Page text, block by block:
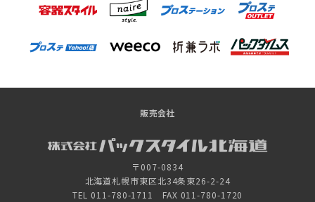
販売会社
〒007-0834
北海道札幌市東区北34条東26-2-24
TEL 011-780-1711 FAX 011-780-1720